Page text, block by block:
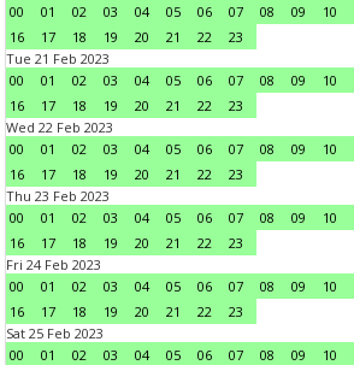
00
01 02 03 04 05 06 07 08 09 10
16
17 18 19 20 21 22
23
Tue 21 Feb 2023
00
01 02 03 04 05 06 07 08 09 10
16
17 18 19 20 21 22
23
Wed 22 Feb 2023
00
01 02 03 04 05 06 07 08 09 10
16
17 18 19 20 21 22
23
Thu 23 Feb 2023
00
01 02 03 04 05 06 07 08 09 10
16
17 18 19 20 21 22
23
Fri 24 Feb 2023
00
01 02 03 04 05 06 07 08 09 10
16
17 18 19 20 21 22
23
Sat 25 Feb 2023
00
01 02 03 04 05 06 07 08 09 10